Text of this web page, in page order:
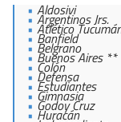
Aldosivi
Argentinos Jrs.
Atlético
Banfield
Belgrano
Buenos Aires **
Colón
Defensa
Estudiantes
Gimnasia
Godoy Cruz
Huracán